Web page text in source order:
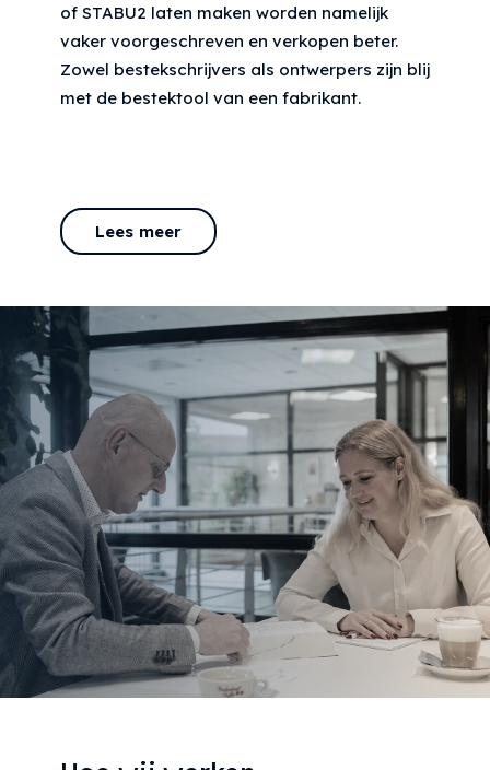
of STABU2 laten maken worden namelijk
vaker voorgeschreven en verkopen beter.
Zowel bestekschrijvers als ontwerpers zijn blij
met de bestektool van een fabrikant.
Lees meer